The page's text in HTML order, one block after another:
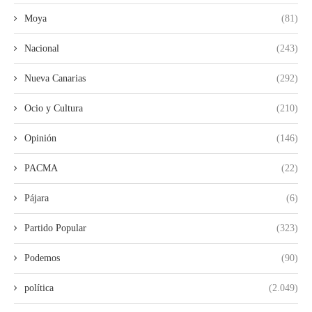
Moya (81)
Nacional (243)
Nueva Canarias (292)
Ocio y Cultura (210)
Opinión (146)
PACMA (22)
Pájara (6)
Partido Popular (323)
Podemos (90)
política (2.049)